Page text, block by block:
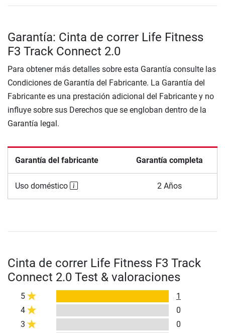
Garantía: Cinta de correr Life Fitness
F3 Track Connect 2.0
Para obtener más detalles sobre esta Garantía consulte las
Condiciones de Garantía del Fabricante. La Garantía del
Fabricante es una prestación adicional del Fabricante y no
influye sobre sus Derechos que se engloban dentro de la
Garantía legal.
Garantía del fabricante Garantía completa
Uso doméstico 2 Años
Cinta de correr Life Fitness F3 Track
Connect 2.0 Test & valoraciones
5
1
4
0
3
0